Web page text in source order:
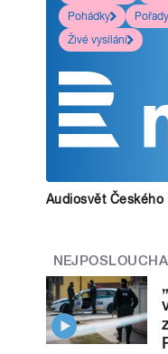
Pohádky
Živé vysílání
Audiosvět